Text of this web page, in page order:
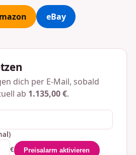
eBay
dich per E-Mail, sobald
ab 1.135,00 €.
€
Preisalarm aktivieren